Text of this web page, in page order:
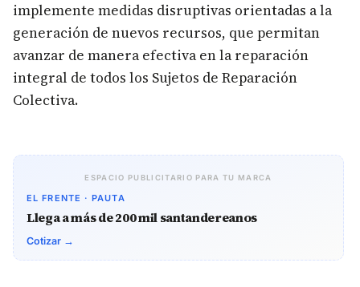
implemente medidas disruptivas orientadas a la
generación de nuevos recursos, que permitan
avanzar de manera efectiva en la reparación
integral de todos los Sujetos de Reparación
Colectiva.
ESPACIO PUBLICITARIO PARA TU MARCA
EL FRENTE · PAUTA
Llega a más de 200 mil santandereanos
Cotizar →